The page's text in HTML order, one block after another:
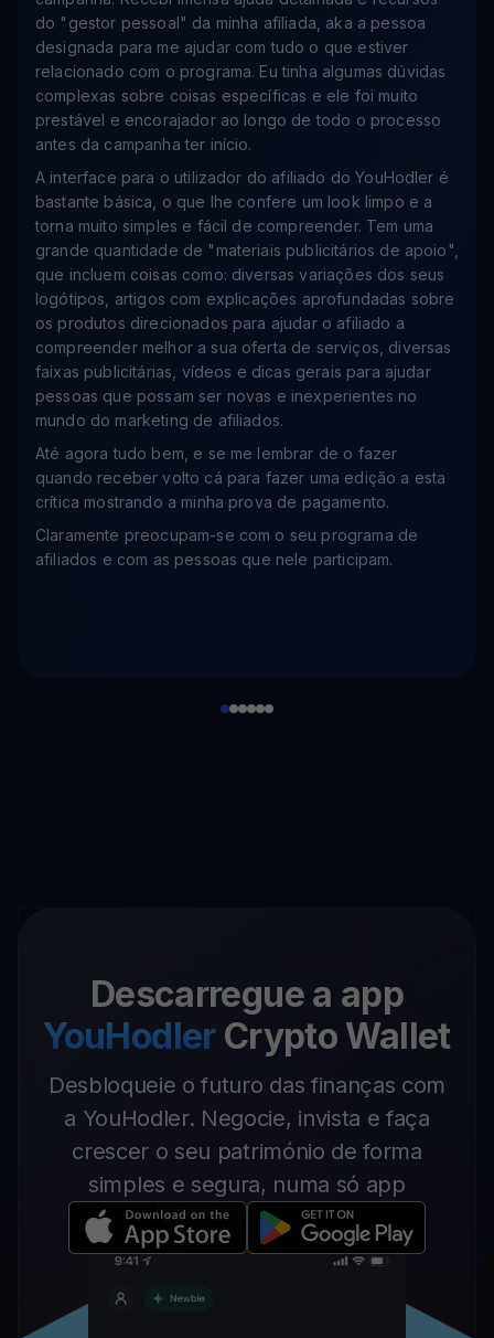
do "gestor pessoal" da minha afiliada, aka a pessoa
designada para me ajudar com tudo o que estiver
relacionado com o programa. Eu tinha algumas dúvidas
complexas sobre coisas específicas e ele foi muito
prestável e encorajador ao longo de todo o processo
antes da campanha ter início.
A interface para o utilizador do afiliado do YouHodler é
bastante básica, o que lhe confere um look limpo e a
torna muito simples e fácil de compreender. Tem uma
grande quantidade de "materiais publicitários de apoio",
que incluem coisas como: diversas variações dos seus
logótipos, artigos com explicações aprofundadas sobre
os produtos direcionados para ajudar o afiliado a
compreender melhor a sua oferta de serviços, diversas
faixas publicitárias, vídeos e dicas gerais para ajudar
pessoas que possam ser novas e inexperientes no
mundo do marketing de afiliados.
Até agora tudo bem, e se me lembrar de o fazer
quando receber volto cá para fazer uma edição a esta
crítica mostrando a minha prova de pagamento.
Claramente preocupam-se com o seu programa de
afiliados e com as pessoas que nele participam.
Descarregue a app
YouHodler Crypto Wallet
Desbloqueie o futuro das finanças com
a YouHodler. Negocie, invista e faça
crescer o seu património de forma
simples e segura, numa só app